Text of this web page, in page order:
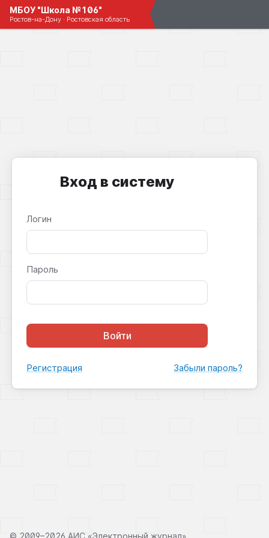
МБОУ "Школа №106"
Ростов-на-Дону · Ростовская область
Вход в систему
Логин
Пароль
Войти
Регистрация Забыли пароль?
© 2009–2026 АИС «Электронный журнал»